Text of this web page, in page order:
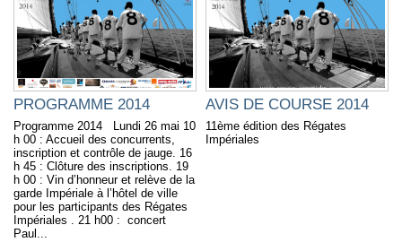
PROGRAMME 2014
Programme 2014 Lundi 26 mai 10
h 00 : Accueil des concurrents,
inscription et contrôle de jauge. 16
h 45 : Clôture des inscriptions. 19
h 00 : Vin d’honneur et relève de la
garde Impériale à l’hôtel de ville
pour les participants des Régates
Impériales . 21 h00 : concert
Paul...
AVIS DE COURSE 2014
11ème édition des Régates
Impériales